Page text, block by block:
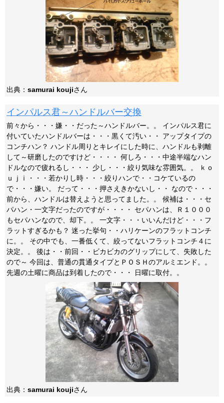
出典： samurai koujiさん
インパルス君～ハンドルバー交換
前々から・・・嫌・・だった～ハンドルバー。。 インパルス君に
付いていたハンドルバーは・・・黒くて汚い・・ アップタイプの
コンチハン？ ハンドル周りとキレイにした時に、ハンドルも剥離
して～研磨したのですけど・・・・ 何しろ・・・中途半端なハン
ドルなので疲れるし・・・ 少し・・・絞り気味な雰囲気。。 ｋｏ
ｕｊｉ・・・若かりし時・・・絞りハンで・・コケているの
で・・・嫌い。 だって・・・押さえきかないし・・ なので・・・
前から、ハンドルは替えようと思ってました。。 候補は・・・セ
パハン・一文字だったのですが・・・・ セパハンは、Ｒ１０００
もセパハンなので、却下。。 一文字・・・いいんだけど・・・フ
ラットすぎるかも？ 迷った挙句・・ハリケーンのフラットコンチ
に。。 その中でも、一番低くて、絞ってないフラットコンチ４に
決定。。 後は・・前回・・ビカビカのグリップにして、失敗した
ので～ 今回は、普通の貫通タイプとＰＯＳＨのアルミエンド。。
先週の土曜に商品は到着したので・・・ 日曜に取付。。
出典： samurai koujiさん